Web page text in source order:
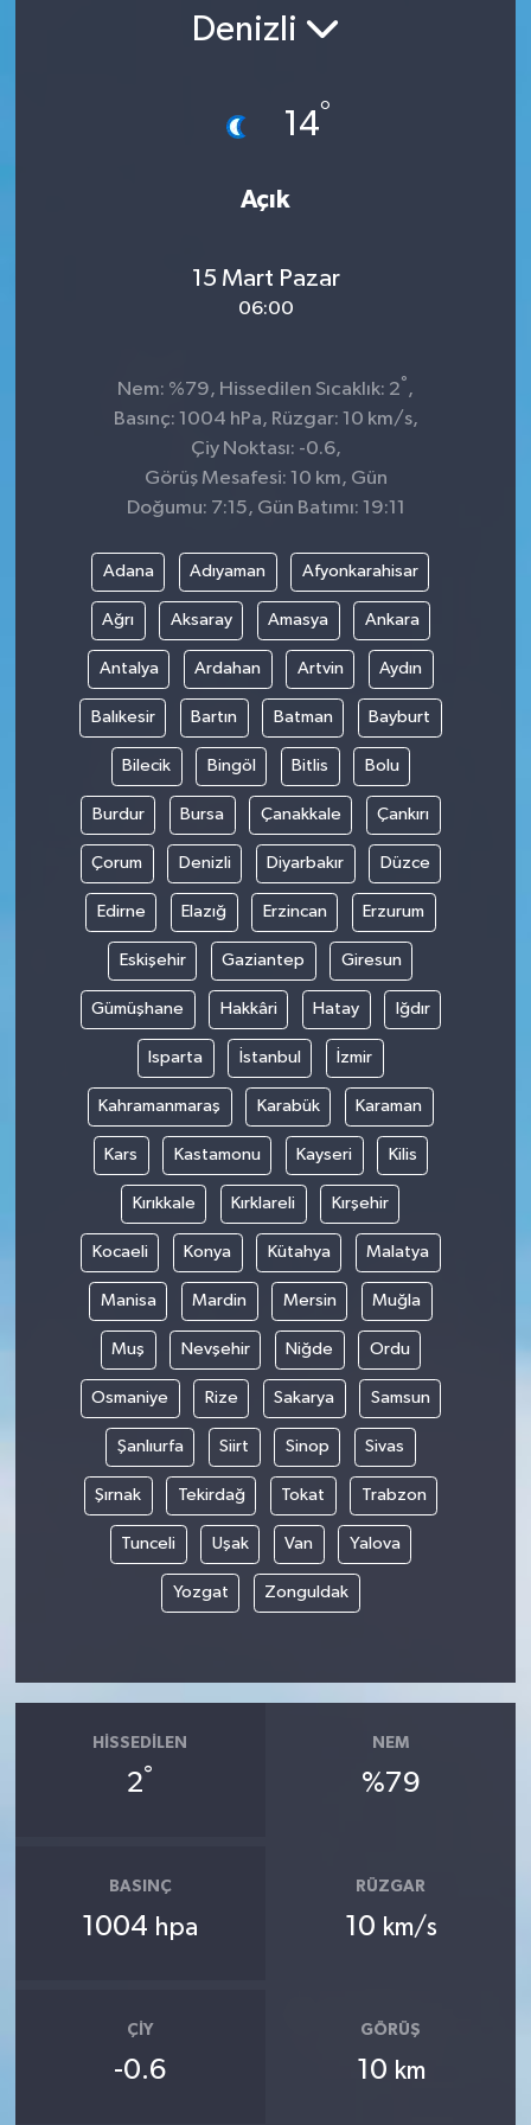
Denizli
14°
Açık
15 Mart Pazar
06:00
Nem: %79, Hissedilen Sıcaklık: 2° ,
Basınç: 1004 hPa, Rüzgar: 10 km/s,
Çiy Noktası: -0.6,
Görüş Mesafesi: 10 km, Gün
Doğumu: 7:15, Gün Batımı: 19:11
Adana Adıyaman Afyonkarahisar
Ağrı Aksaray Amasya Ankara
Antalya Ardahan Artvin Aydın
Balıkesir Bartın Batman Bayburt
Bilecik Bingöl Bitlis Bolu
Burdur Bursa Çanakkale Çankırı
Çorum Denizli Diyarbakır Düzce
Edirne Elazığ Erzincan Erzurum
Eskişehir Gaziantep Giresun
Gümüşhane Hakkâri Hatay Iğdır
Isparta İstanbul İzmir
Kahramanmaraş Karabük Karaman
Kars Kastamonu Kayseri Kilis
Kırıkkale Kırklareli Kırşehir
Kocaeli Konya Kütahya Malatya
Manisa Mardin Mersin Muğla
Muş Nevşehir Niğde Ordu
Osmaniye Rize Sakarya Samsun
Şanlıurfa Siirt Sinop Sivas
Şırnak Tekirdağ Tokat Trabzon
Tunceli Uşak Van Yalova
Yozgat Zonguldak
HISSEDILEN
2°
NEM
%79
BASINÇ
1004 hpa
RÜZGAR
10 km/s
ÇIY
-0.6
GÖRÜŞ
10 km